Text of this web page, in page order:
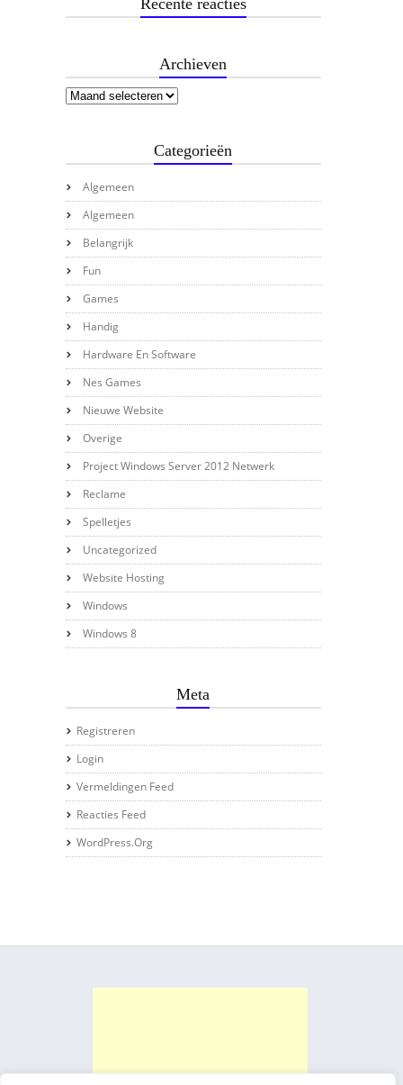
Recente reacties
Archieven
Categorieën
Algemeen
Algemeen
Belangrijk
Fun
Games
Handig
Hardware En Software
Nes Games
Nieuwe Website
Overige
Project Windows Server 2012 Netwerk
Reclame
Spelletjes
Uncategorized
Website Hosting
Windows
Windows 8
Meta
Registreren
Login
Vermeldingen Feed
Reacties Feed
WordPress.org